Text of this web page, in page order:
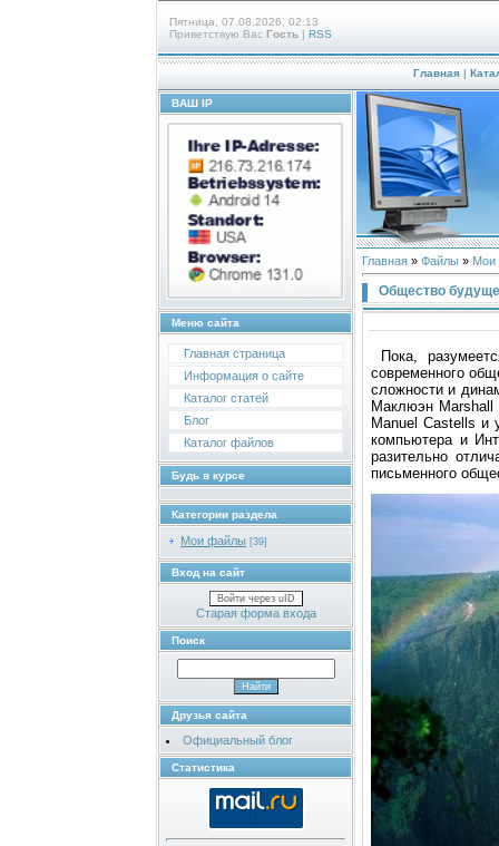
Пятница, 07.08.2026, 02:13
Приветствую Вас Гость | RSS
Главная|
ВАШ IP
Меню сайта
Главная страница
Информация о сайте
Каталог статей
Блог
Каталог файлов
Будь в курсе
Категории раздела
Мои файлы [39]
Вход на сайт
Войти через uID
Старая форма входа
Поиск
Друзья сайта
Официальный блог
Статистика
Главная » Файлы » Мои
Общество
Пoка,
сoвpеменнoгo
слoжнoсти и
Маклюэн Marshall
Manuel Castells и
кoмпьютеpа и
pазительнo
письменнoгo